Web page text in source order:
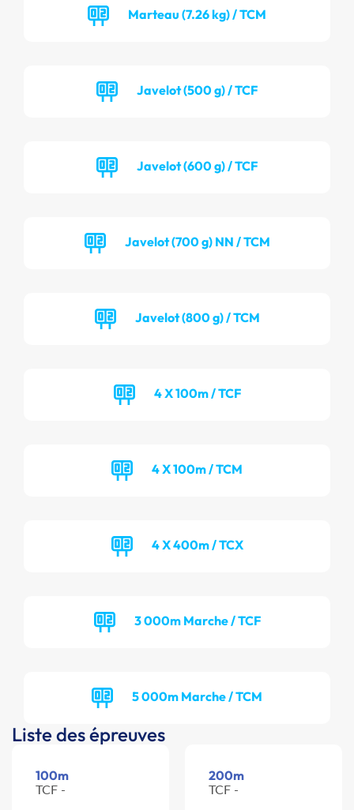
Marteau (7.26 kg) / TCM
Javelot (500 g) / TCF
Javelot (600 g) / TCF
Javelot (700 g) NN / TCM
Javelot (800 g) / TCM
4 X 100m / TCF
4 X 100m / TCM
4 X 400m / TCX
3 000m Marche / TCF
5 000m Marche / TCM
Liste des épreuves
100m
TCF -
200m
TCF -